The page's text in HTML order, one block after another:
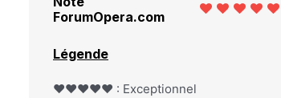
ForumOpera.com
Légende
❤️❤️❤️❤️❤️ : Exceptionnel